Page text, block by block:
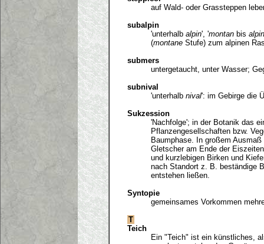
auf Wald- oder Grassteppen
subalpin
'unterhalb alpin', 'montan bis alpin
(montane Stufe) zum alpinen
submers
untergetaucht, unter Wasser;
subnival
'unterhalb nival': im Gebirge die
Sukzession
'Nachfolge'; in der Botanik das
Pflanzengesellschaften bzw.
Baumphase. In großem
Gletscher am Ende der
und kurzlebigen Birken und
nach Standort z. B. beständige
entstehen ließen.
Syntopie
gemeinsames Vorkommen
T
Teich
Ein "Teich" ist ein künstliches,